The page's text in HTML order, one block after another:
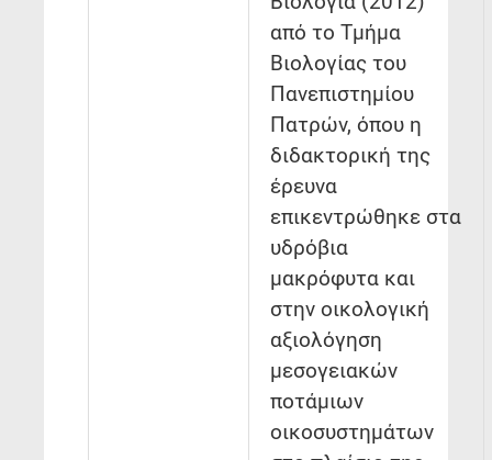
από το Τμήμα
Βιολογίας του
Πανεπιστημίου
Πατρών, όπου η
διδακτορική της
έρευνα
επικεντρώθηκε στα
υδρόβια
μακρόφυτα και
στην οικολογική
αξιολόγηση
μεσογειακών
ποτάμιων
οικοσυστημάτων